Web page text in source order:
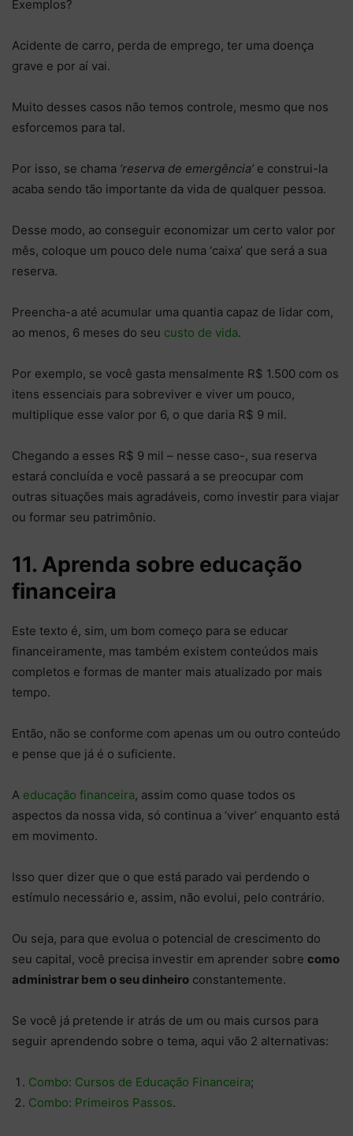
Exemplos?
Acidente de carro, perda de emprego, ter uma doença
grave e por aí vai.
Muito desses casos não temos controle, mesmo que nos
esforcemos para tal.
Por isso, se chama ‘reserva de emergência’ e construi-la
acaba sendo tão importante da vida de qualquer pessoa.
Desse modo, ao conseguir economizar um certo valor por
mês, coloque um pouco dele numa ‘caixa’ que será a sua
reserva.
Preencha-a até acumular uma quantia capaz de lidar com,
ao menos, 6 meses do seu custo de vida.
Por exemplo, se você gasta mensalmente R$ 1.500 com os
itens essenciais para sobreviver e viver um pouco,
multiplique esse valor por 6, o que daria R$ 9 mil.
Chegando a esses R$ 9 mil – nesse caso-, sua reserva
estará concluída e você passará a se preocupar com
outras situações mais agradáveis, como investir para viajar
ou formar seu patrimônio.
11. Aprenda sobre educação
financeira
Este texto é, sim, um bom começo para se educar
financeiramente, mas também existem conteúdos mais
completos e formas de manter mais atualizado por mais
tempo.
Então, não se conforme com apenas um ou outro conteúdo
e pense que já é o suficiente.
A educação financeira, assim como quase todos os
aspectos da nossa vida, só continua a ‘viver’ enquanto está
em movimento.
Isso quer dizer que o que está parado vai perdendo o
estímulo necessário e, assim, não evolui, pelo contrário.
Ou seja, para que evolua o potencial de crescimento do
seu capital, você precisa investir em aprender sobre como
administrar bem o seu dinheiro constantemente.
Se você já pretende ir atrás de um ou mais cursos para
seguir aprendendo sobre o tema, aqui vão 2 alternativas:
Combo: Cursos de Educação Financeira;
Combo: Primeiros Passos.